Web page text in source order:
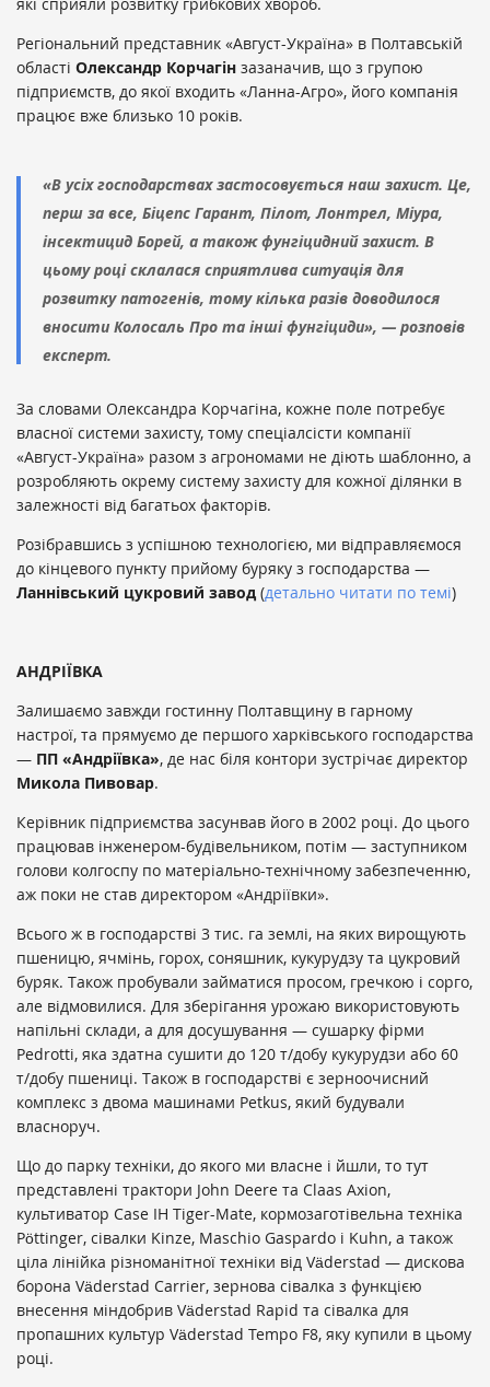
які сприяли розвитку грибкових хвороб.
Регіональний представник «Август-Україна» в Полтавській
області Олександр Корчагін зазаначив, що з групою
підприємств, до якої входить «Ланна-Агро», його компанія
працює вже близько 10 років.
«В усіх господарствах застосовується наш захист. Це,
перш за все, Біцепс Гарант, Пілот, Лонтрел, Міура,
інсектицид Борей, а також фунгіцидний захист. В
цьому році склалася сприятлива ситуація для
розвитку патогенів, тому кілька разів доводилося
вносити Колосаль Про та інші фунгіциди», — розповів
експерт.
За словами Олександра Корчагіна, кожне поле потребує
власної системи захисту, тому спеціалсісти компанії
«Август-Україна» разом з агрономами не діють шаблонно, а
розробляють окрему систему захисту для кожної ділянки в
залежності від багатьох факторів.
Розібравшись з успішною технологією, ми відправляємося
до кінцевого пункту прийому буряку з господарства —
Ланнівський цукровий завод (детально читати по темі)
АНДРІЇВКА
Залишаємо завжди гостинну Полтавщину в гарному
настрої, та прямуємо де першого харківського господарства
— ПП «Андріївка», де нас біля контори зустрічає директор
Микола Пивовар.
Керівник підприємства засунвав його в 2002 році. До цього
працював інженером-будівельником, потім — заступником
голови колгоспу по матеріально-технічному забезпеченню,
аж поки не став директором «Андріївки».
Всього ж в господарстві 3 тис. га землі, на яких вирощують
пшеницю, ячмінь, горох, соняшник, кукурудзу та цукровий
буряк. Також пробували займатися просом, гречкою і сорго,
але відмовилися. Для зберігання урожаю використовують
напільні склади, а для досушування — сушарку фірми
Pedrotti, яка здатна сушити до 120 т/добу кукурудзи або 60
т/добу пшениці. Також в господарстві є зерноочисний
комплекс з двома машинами Petkus, який будували
власноруч.
Що до парку техніки, до якого ми власне і йшли, то тут
представлені трактори John Deere та Claas Axion,
культиватор Case IH Tiger-Mate, кормозаготівельна техніка
Pöttinger, сівалки Kinze, Maschio Gaspardo і Kuhn, а також
ціла лінійка різноманітної техніки від Väderstad — дискова
борона Väderstad Carrier, зернова сівалка з функцією
внесення міндобрив Väderstad Rapid та сівалка для
пропашних культур Väderstad Tempo F8, яку купили в цьому
році.